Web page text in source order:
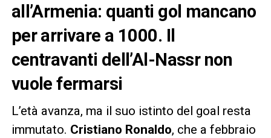
all’Armenia: quanti gol mancano
per arrivare a 1000. Il
centravanti dell’Al-Nassr non
vuole fermarsi
L’età avanza, ma il suo istinto del goal resta
immutato. Cristiano Ronaldo, che a febbraio